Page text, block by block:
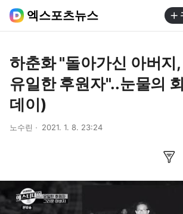
엑스포츠뉴스
하춘화 "돌아가신 아버지
유일한 후원자"..눈물의
데이)
노수린 2021. 1. 8. 23:24